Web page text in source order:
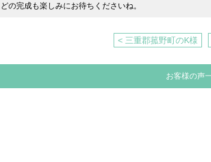
どの完成も楽しみにお待ちくださいね。
< 三重郡菰野町のK様
お客様の声